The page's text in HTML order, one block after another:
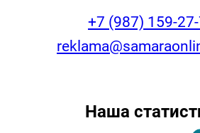
+7 (987) 159-
Наша